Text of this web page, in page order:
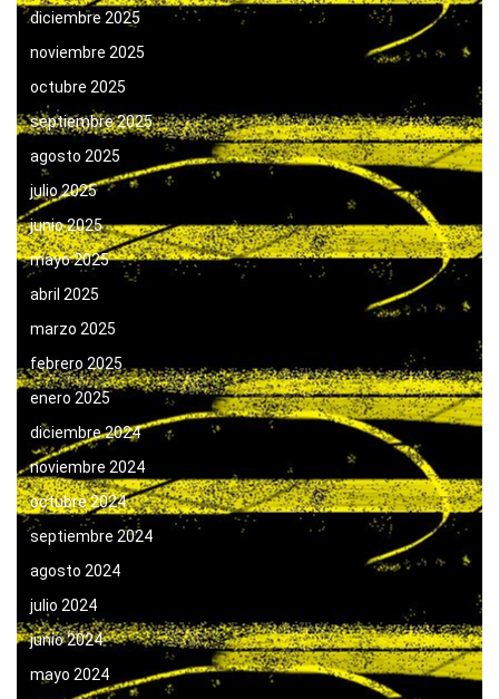
diciembre 2025
noviembre 2025
octubre 2025
septiembre 2025
agosto 2025
julio 2025
junio 2025
mayo 2025
abril 2025
marzo 2025
febrero 2025
enero 2025
diciembre 2024
noviembre 2024
octubre 2024
septiembre 2024
agosto 2024
julio 2024
junio 2024
mayo 2024